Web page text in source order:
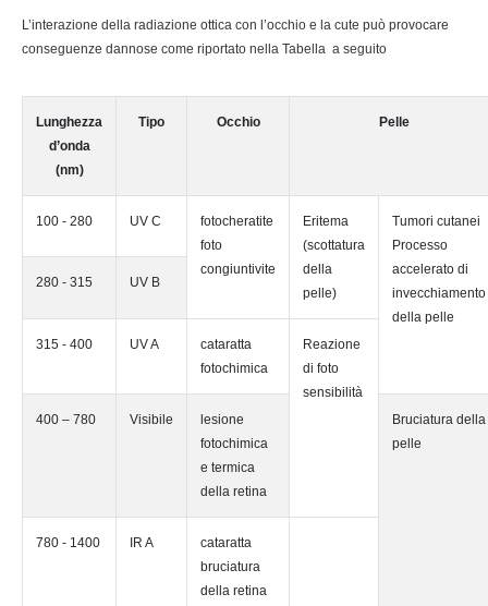
L’interazione della radiazione ottica con l’occhio e la cute può provocare
conseguenze dannose come riportato nella Tabella a seguito
Lunghezza
d’onda
(nm)
Tipo Occhio Pelle
100 - 280 UV C
fotocheratite
foto
congiuntivite
Eritema
(scottatura
della
pelle)
Tumori cutanei
Processo
accelerato di
invecchiamento
della pelle
280 - 315 UV B
315 - 400 UV A
cataratta
fotochimica
Reazione
di foto
sensibilità
400 – 780
Visibile
lesione
fotochimica
e termica
della retina
Bruciatura della
pelle
780 - 1400 IR A
cataratta
bruciatura
della retina